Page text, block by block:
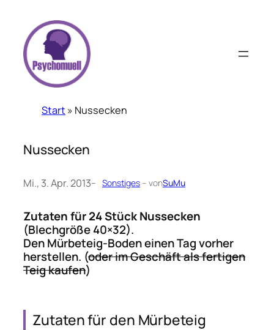
springen
Start » Nussecken
Nussecken
Mi., 3. Apr. 2013– Sonstiges – vonSuMu
Zutaten für 24 Stück Nussecken
(Blechgröße 40×32).
Den Mürbeteig-Boden einen Tag vorher
herstellen. (oder im Geschäft als fertigen
Teig kaufen)
Zutaten für den Mürbeteig